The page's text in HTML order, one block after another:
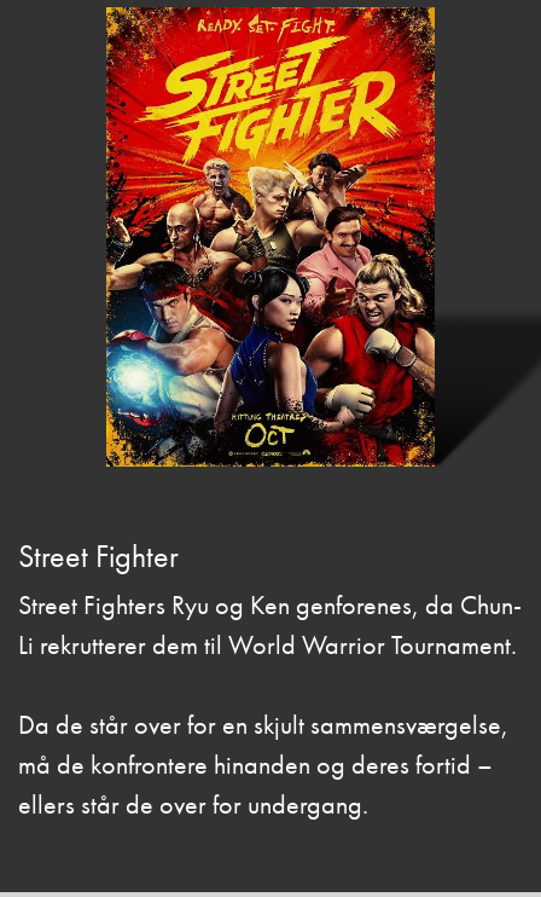
Street Fighter
Street Fighters Ryu og Ken genforenes, da Chun-
Li rekrutterer dem til World Warrior Tournament.
Da de står over for en skjult sammensværgelse,
må de konfrontere hinanden og deres fortid –
ellers står de over for undergang.